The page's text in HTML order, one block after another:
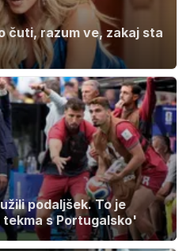
čuti, razum ve, zakaj sta
podaljšek. To je
s Portugalsko'